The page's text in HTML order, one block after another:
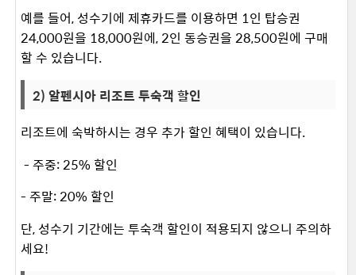
예를 들어, 성수기에 제휴카드를 이용하면 1인 탑승권
24,000원을 18,000원에, 2인 동승권을 28,500원에 구매
할 수 있습니다. ​
2) 알펜시아 리조트 투숙객 할인
리조트에 숙박하시는 경우 추가 할인 혜택이 있습니다.
​ - 주중: 25% 할인
- 주말: 20% 할인
단, 성수기 기간에는 투숙객 할인이 적용되지 않으니 주의하
세요!